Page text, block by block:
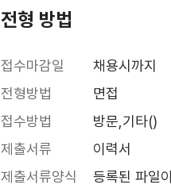
전형 방법
접수마감일
채용시까지
전형방법
면접
접수방법
방문,기타()
제출서류
이력서
제출서류양식
등록된 파일